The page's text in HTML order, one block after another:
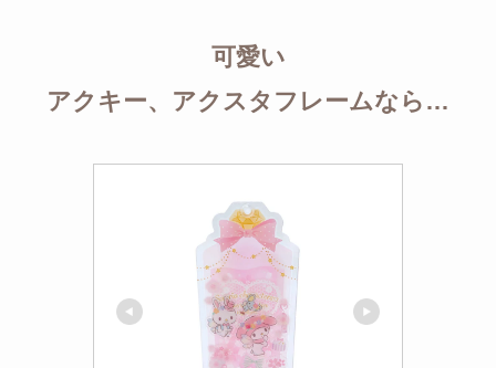
可愛い
アクキー、アクスタフレームなら…